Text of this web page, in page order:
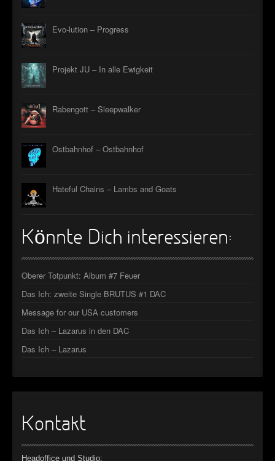
Evo-lution – Progress
Projekt JU – In alle Ewigkeit
Rabengott – Sleepwalker
Ostbahnhof – Ostbahnhof
Hateful Chains – Lambs and Goats
Könnte Dich interessieren:
Oberer Totpunkt: Album #7 Feuer
Das Ich: zweite Single BRUTUS #1 DAC
Message for our USA customers
Das Ich – Lazarus in den DAC
Das Ich – Lazarus
Kontakt
Headoffice und Studio: